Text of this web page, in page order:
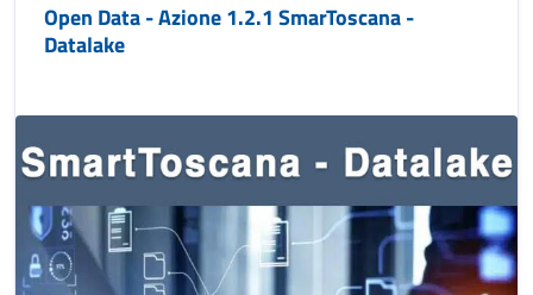
Open Data - Azione 1.2.1 SmarToscana -
Datalake